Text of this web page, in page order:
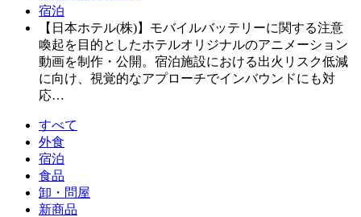
宿泊
【日本ホテル(株)】モバイルバッテリーに関する注意
喚起を目的としたホテルオリジナルのアニメーション
動画を制作・公開。宿泊施設における出火リスク低減
に向け、視覚的なアプローチでインバウンドにも対
応…
すべて
外食
宿泊
食品
卸・問屋
新商品